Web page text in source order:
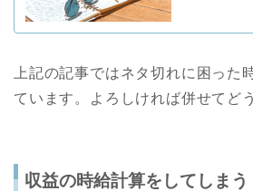
上記の記事ではネタ切れに困った
ています。よろしければ併せてど
収益の時給計算をしてしまう